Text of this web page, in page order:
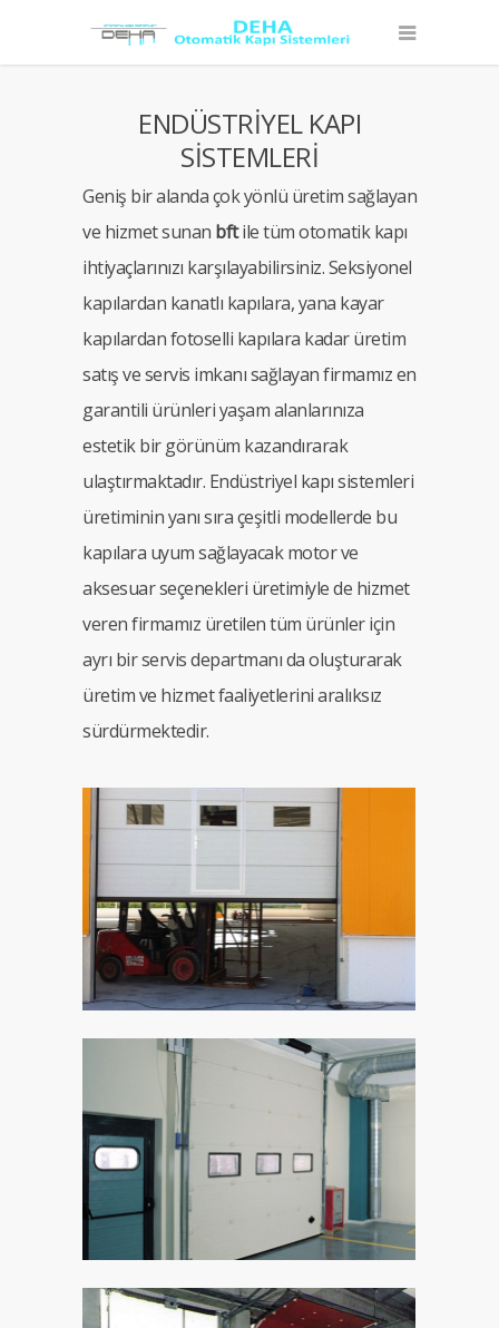
ENDÜSTRİYEL KAPI
SİSTEMLERİ
Geniş bir alanda çok yönlü üretim sağlayan
ve hizmet sunan bftile tüm otomatik kapı
ihtiyaçlarınızı karşılayabilirsiniz. Seksiyonel
kapılardan kanatlı kapılara, yana kayar
kapılardan fotoselli kapılara kadar üretim
satış ve servis imkanı sağlayan firmamız en
garantili ürünleri yaşam alanlarınıza
estetik bir görünüm kazandırarak
ulaştırmaktadır. Endüstriyel kapı sistemleri
üretiminin yanı sıra çeşitli modellerde bu
kapılara uyum sağlayacak motor ve
aksesuar seçenekleri üretimiyle de hizmet
veren firmamız üretilen tüm ürünler için
ayrı bir servis departmanı da oluşturarak
üretim ve hizmet faaliyetlerini aralıksız
sürdürmektedir.